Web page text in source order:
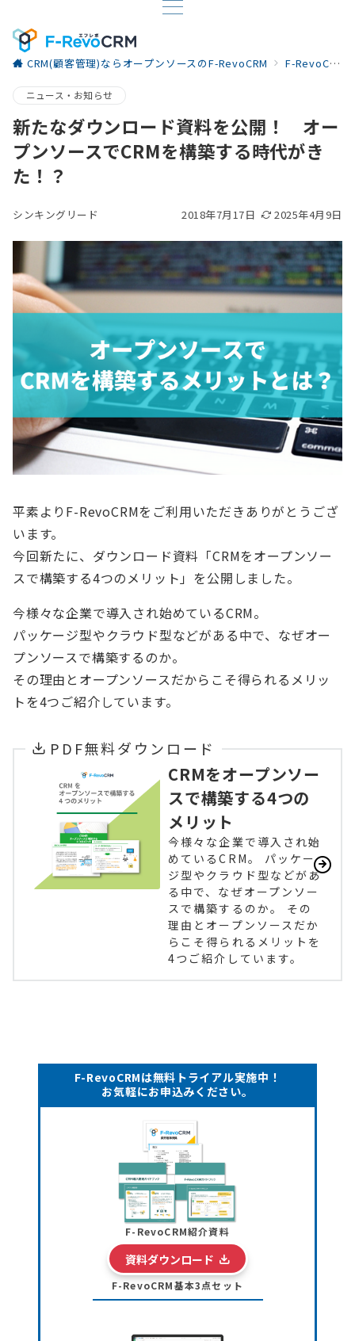
CRM(顧客管理)ならオープンソースのF-RevoCRM F-RevoCRM お役立ち情報
ニュース・お知らせ
新たなダウンロード資料を公開！ オー
プンソースでCRMを構築する時代がき
た！？
2018年7月17日 2025年4月9日
シンキングリード
平素よりF-RevoCRMをご利用いただきありがとうござ
います。
今回新たに、ダウンロード資料「CRMをオープンソー
スで構築する4つのメリット」を公開しました。
今様々な企業で導入され始めているCRM。
パッケージ型やクラウド型などがある中で、なぜオー
プンソースで構築するのか。
その理由とオープンソースだからこそ得られるメリッ
トを4つご紹介しています。
PDF無料ダウンロード
CRMをオープンソー
スで構築する4つの
メリット
今様々な企業で導入され始
めているCRM。 パッケー
ジ型やクラウド型などがあ
る中で、なぜオープンソー
スで構築するのか。 その
理由とオープンソースだか
らこそ得られるメリットを
4つご紹介しています。
F-RevoCRMは無料トライアル実施中！
お気軽にお申込みください。
F-RevoCRM紹介資料
資料ダウンロード
F-RevoCRM基本3点セット